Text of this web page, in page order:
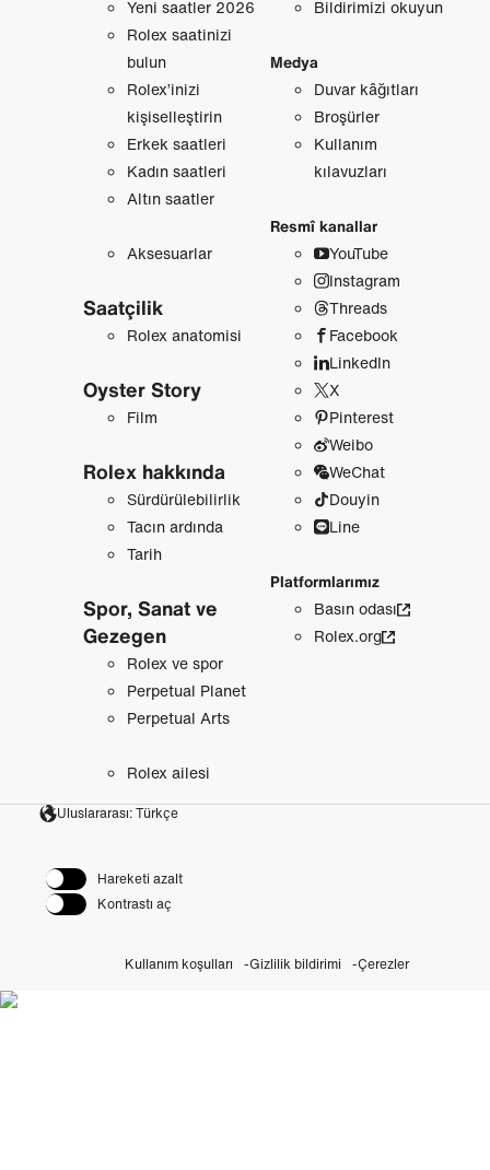
Yeni saatler 2026
Rolex saatinizi
bulun
Rolex’inizi
kişiselleştirin
Erkek saatleri
Kadın saatleri
Altın saatler
Aksesuarlar
Saatçilik
Rolex anatomisi
Oyster Story
Film
Rolex hakkında
Sürdürülebilirlik
Tacın ardında
Tarih
Spor, Sanat ve
Gezegen
Rolex ve spor
Perpetual Planet
Perpetual Arts
Rolex ailesi
Bildirimizi okuyun
Medya
Duvar kâğıtları
Broşürler
Kullanım
kılavuzları
Resmî kanallar
YouTube
Instagram
Threads
Facebook
LinkedIn
X
Pinterest
Weibo
WeChat
Douyin
Line
Platformlarımız
Basın odası
Rolex.org
Uluslararası: Türkçe
Hareketi azalt
Kontrastı aç
Kullanım koşulları Gizlilik bildirimi Çerezler